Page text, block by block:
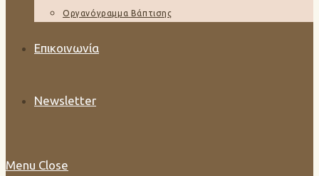
Οργανόγραμμα Βάπτισης
Επικοινωνία
Newsletter
Menu Close